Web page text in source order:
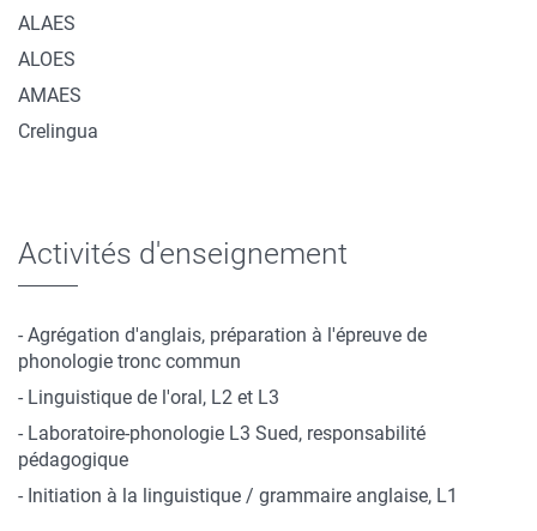
ALAES
ALOES
AMAES
Crelingua
Activités d'enseignement
- Agrégation d'anglais, préparation à l'épreuve de
phonologie tronc commun
- Linguistique de l'oral, L2 et L3
- Laboratoire-phonologie L3 Sued, responsabilité
pédagogique
- Initiation à la linguistique / grammaire anglaise, L1